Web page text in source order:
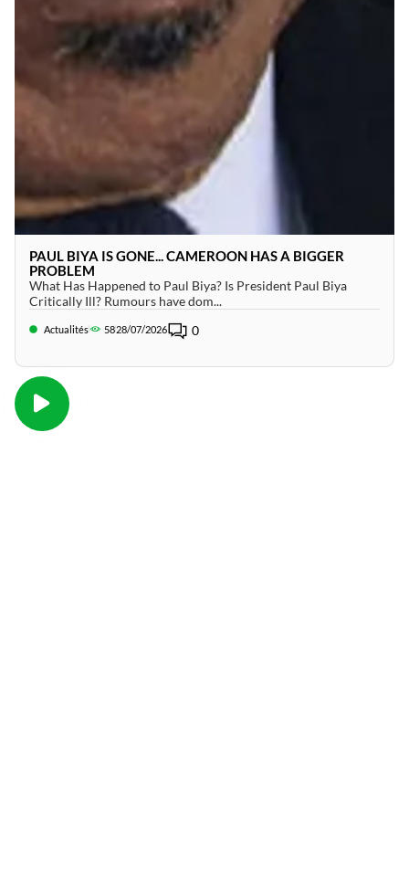
PAUL BIYA IS GONE... CAMEROON HAS A BIGGER
PROBLEM
What Has Happened to Paul Biya? Is President Paul Biya
Critically Ill? Rumours have dom...
Actualités 5828/07/2026 0